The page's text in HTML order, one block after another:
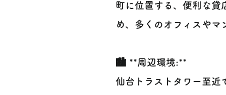
町に位置する、便利な貸
め、多くのオフィスやマ
🏙️ **周辺環境:**
仙台トラストタワー至近